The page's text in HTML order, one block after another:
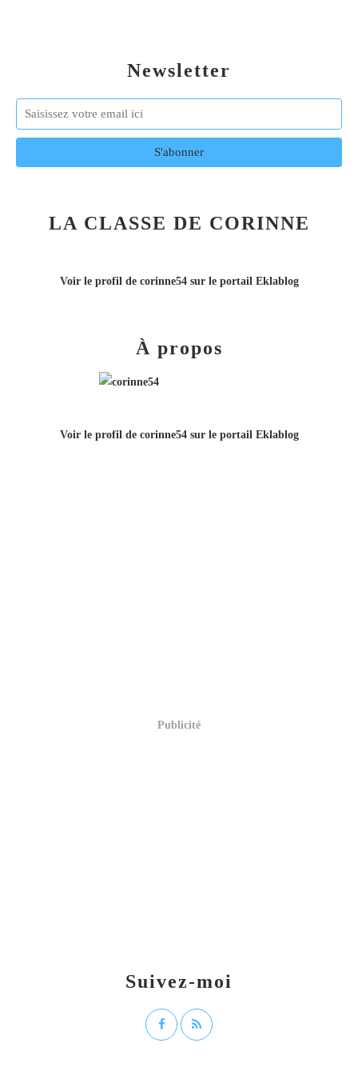
Newsletter
LA CLASSE DE CORINNE
Voir le profil de corinne54sur le portail Eklablog
Suivez-moi
À propos
Voir le profil de corinne54sur le portail Eklablog
Publicité